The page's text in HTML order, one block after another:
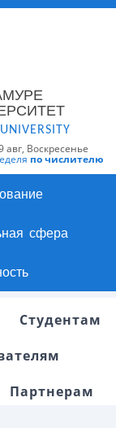
авг, Воскресенье
по числителю
сфера
Студентам
Партнерам